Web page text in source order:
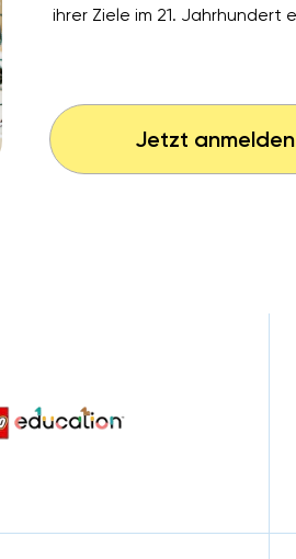
Jetzt anmelden
ihrer Ziele im 21. Jahrhundert